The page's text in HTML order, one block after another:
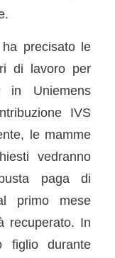
precisato le
di lavoro per
in Uniemens
IVS
le mamme
vedranno
paga di
primo mese
recuperato. In
figlio durante